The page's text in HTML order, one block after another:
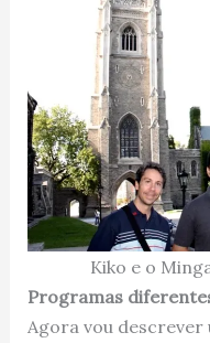
Kiko e o
Programas
Agora vou descrever